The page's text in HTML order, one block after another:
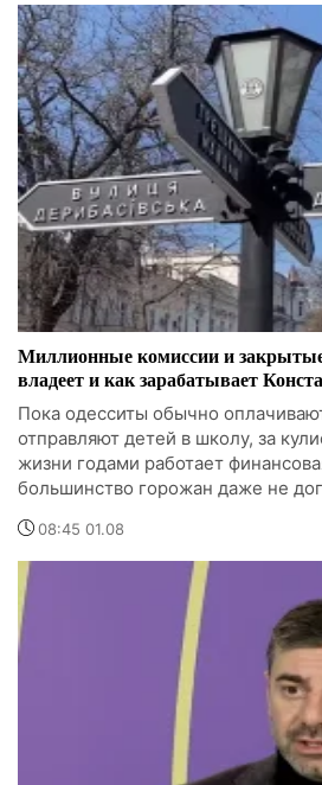
Миллионные комиссии и
владеет и как зарабатывает
Пока одесситы обычно
отправляют детей в школу, за
жизни годами работает
большинство горожан даже не
08:45 01.08